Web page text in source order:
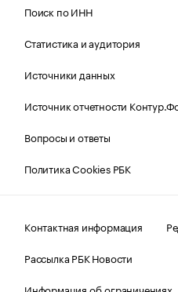
Поиск по ИНН
Статистика и аудитория
Источники данных
Источник отчетности
Вопросы и ответы
Политика Cookies РБК
Контактная информация
Рассылка РБК Новости